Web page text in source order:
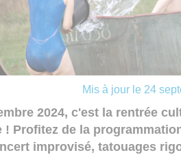
Mis à jour le 24
2024, c'est la rentrée
! Profitez de la
improvisé, tatouages